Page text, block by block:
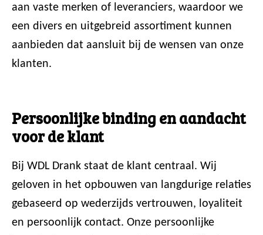
aan vaste merken of leveranciers, waardoor we
een divers en uitgebreid assortiment kunnen
aanbieden dat aansluit bij de wensen van onze
klanten.
Persoonlijke binding en aandacht
voor de klant
Bij WDL Drank staat de klant centraal. Wij
geloven in het opbouwen van langdurige relaties
gebaseerd op wederzijds vertrouwen, loyaliteit
en persoonlijk contact. Onze persoonlijke